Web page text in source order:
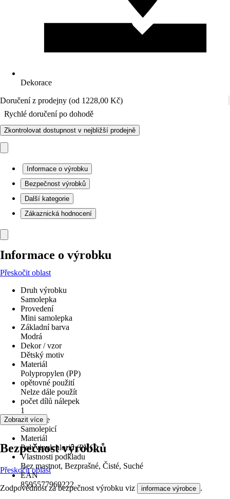
Dekorace
Doručení z prodejny (od 1228,00 Kč)
Rychlé doručení po dohodě
Zkontrolovat dostupnost v nejbližší prodejně
Informace o výrobku
Bezpečnost výrobků
Další kategorie
Zákaznická hodnocení
Informace o výrobku
Přeskočit oblast
Druh výrobku
Samolepka
Provedení
Mini samolepka
Základní barva
Modrá
Dekor / vzor
Dětský motiv
Materiál
Polypropylen (PP)
opětovné použití
Nelze dále použít
počet dílů nálepek
1
Aplikace
Samolepicí
Materiál
Polyvinylchlorid (PVC)
Vlastnosti podkladu
Bez mastnot, Bezprašné, Čisté, Suché
EAN
8595577969222
Zobrazit více
Bezpečnost výrobků
Přeskočit oblast
Zodpovědnost za bezpečnost výrobku viz informace výrobce .